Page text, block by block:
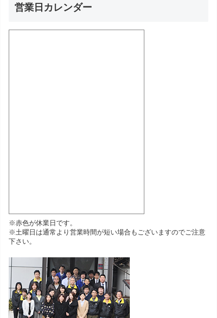
営業日カレンダー
※赤色が休業日です。
※土曜日は通常より営業時間が短い場合もございますのでご注意
下さい。